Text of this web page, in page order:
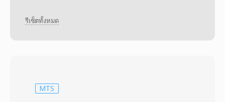
รีเซ็ตทั้งหมด
MTS